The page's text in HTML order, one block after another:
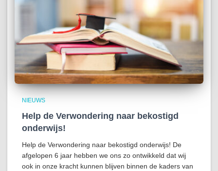
NIEUWS
Help de Verwondering naar bekostigd
onderwijs!
Help de Verwondering naar bekostigd onderwijs! De
afgelopen 6 jaar hebben we ons zo ontwikkeld dat wij
ook in onze kracht kunnen blijven binnen de kaders van